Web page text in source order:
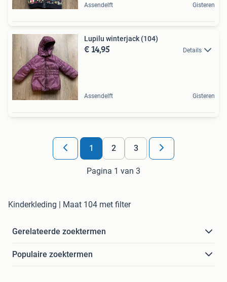
Assendelft Gisteren
Lupilu winterjack (104)
€ 14,95 Details
Assendelft Gisteren
1 2 3
Pagina 1 van 3
Kinderkleding | Maat 104 met filter
Gerelateerde zoektermen
Populaire zoektermen